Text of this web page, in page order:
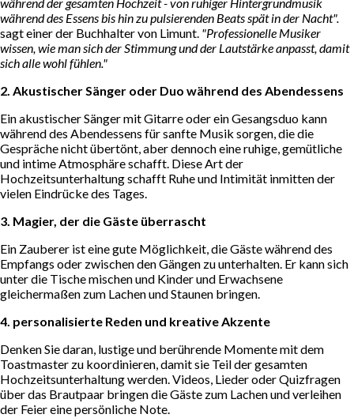
während des Essens bis hin zu pulsierenden Beats spät in der Nacht".
sagt einer der Buchhalter von Limunt. "Professionelle Musiker
wissen, wie man sich der Stimmung und der Lautstärke anpasst, damit
sich alle wohl fühlen."
2. Akustischer Sänger oder Duo während des Abendessens
Ein akustischer Sänger mit Gitarre oder ein Gesangsduo kann
während des Abendessens für sanfte Musik sorgen, die die
Gespräche nicht übertönt, aber dennoch eine ruhige, gemütliche
und intime Atmosphäre schafft. Diese Art der
Hochzeitsunterhaltung schafft Ruhe und Intimität inmitten der
vielen Eindrücke des Tages.
3. Magier, der die Gäste überrascht
Ein Zauberer ist eine gute Möglichkeit, die Gäste während des
Empfangs oder zwischen den Gängen zu unterhalten. Er kann sich
unter die Tische mischen und Kinder und Erwachsene
gleichermaßen zum Lachen und Staunen bringen.
4. personalisierte Reden und kreative Akzente
Denken Sie daran, lustige und berührende Momente mit dem
Toastmaster zu koordinieren, damit sie Teil der gesamten
Hochzeitsunterhaltung werden. Videos, Lieder oder Quizfragen
über das Brautpaar bringen die Gäste zum Lachen und verleihen
der Feier eine persönliche Note.